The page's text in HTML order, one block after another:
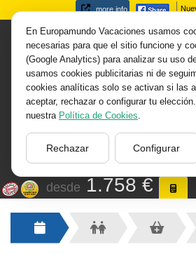
more info
Cotizar:Vietnam
con
Serie Asia y Oceanía
11 Días -Catálogo
(id:2608304)
desde 1.758 €
En Europamundo Vacaciones usamos
necesarias para que el sitio funcione y
(Google Analytics) para analizar su uso
usamos cookies publicitarias ni de
cookies analíticas solo se activan si las
aceptar, rechazar o configurar tu
nuestra Política de Cookies.
Rechazar Configurar